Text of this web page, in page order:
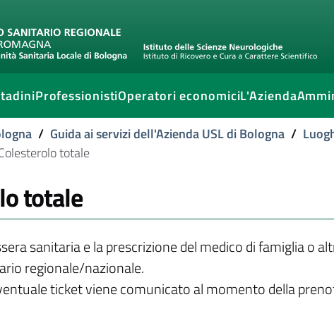
ProfessionistiOperatori economiciL'Azienda
/ Guida ai servizi dell'Azienda USL di Bologna /
totale
totale
sanitaria e la prescrizione del medico di famiglia o
regionale/nazionale.
ticket viene comunicato al momento della